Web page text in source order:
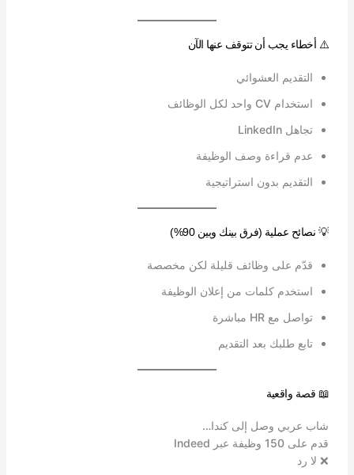
⚠️ أخطاء يجب أن تتوقف عنها الآن
التقديم العشوائي
استخدام CV واحد لكل الوظائف
تجاهل LinkedIn
عدم قراءة وصف الوظيفة
التقديم بدون استراتيجية
💡 نصائح عملية (فرق بينك وبين 90%)
قدّم على وظائف قليلة لكن مخصصة
استخدم كلمات من إعلان الوظيفة
تواصل مع HR مباشرة
تابع طلبك بعد التقديم
📖 قصة واقعية
شاب عربي وصل إلى كندا…
قدم على 150 وظيفة عبر Indeed
❌ لا رد